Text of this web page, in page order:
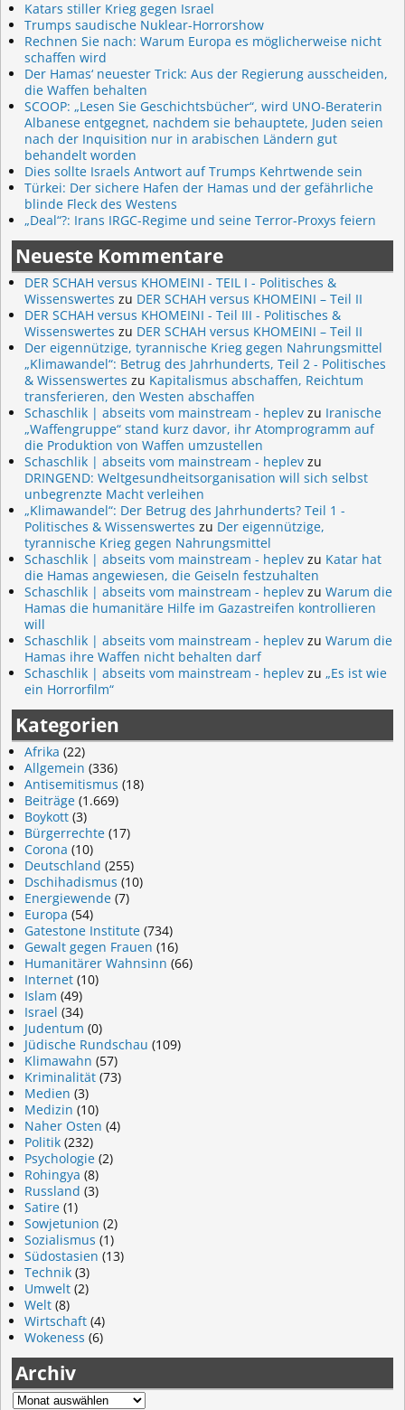
Katars stiller Krieg gegen Israel
Trumps saudische Nuklear-Horrorshow
Rechnen Sie nach: Warum Europa es möglicherweise nicht
schaffen wird
Der Hamas‘ neuester Trick: Aus der Regierung ausscheiden,
die Waffen behalten
SCOOP: „Lesen Sie Geschichtsbücher“, wird UNO-Beraterin
Albanese entgegnet, nachdem sie behauptete, Juden seien
nach der Inquisition nur in arabischen Ländern gut
behandelt worden
Dies sollte Israels Antwort auf Trumps Kehrtwende sein
Türkei: Der sichere Hafen der Hamas und der gefährliche
blinde Fleck des Westens
„Deal“?: Irans IRGC-Regime und seine Terror-Proxys feiern
Neueste Kommentare
DER SCHAH versus KHOMEINI - TEIL I - Politisches &
Wissenswertes zu DER SCHAH versus KHOMEINI – Teil II
DER SCHAH versus KHOMEINI - Teil III - Politisches &
Wissenswertes zu DER SCHAH versus KHOMEINI – Teil II
Der eigennützige, tyrannische Krieg gegen Nahrungsmittel
„Klimawandel“: Betrug des Jahrhunderts, Teil 2 - Politisches
& Wissenswertes zu Kapitalismus abschaffen, Reichtum
transferieren, den Westen abschaffen
Schaschlik | abseits vom mainstream - heplev zu Iranische
„Waffengruppe“ stand kurz davor, ihr Atomprogramm auf
die Produktion von Waffen umzustellen
Schaschlik | abseits vom mainstream - heplev zu
DRINGEND: Weltgesundheitsorganisation will sich selbst
unbegrenzte Macht verleihen
„Klimawandel“: Der Betrug des Jahrhunderts? Teil 1 -
Politisches & Wissenswertes zu Der eigennützige,
tyrannische Krieg gegen Nahrungsmittel
Schaschlik | abseits vom mainstream - heplev zu Katar hat
die Hamas angewiesen, die Geiseln festzuhalten
Schaschlik | abseits vom mainstream - heplev zu Warum die
Hamas die humanitäre Hilfe im Gazastreifen kontrollieren
will
Schaschlik | abseits vom mainstream - heplev zu Warum die
Hamas ihre Waffen nicht behalten darf
Schaschlik | abseits vom mainstream - heplev zu „Es ist wie
ein Horrorfilm“
Kategorien
Afrika (22)
Allgemein (336)
Antisemitismus (18)
Beiträge (1.669)
Boykott (3)
Bürgerrechte (17)
Corona (10)
Deutschland (255)
Dschihadismus (10)
Energiewende (7)
Europa (54)
Gatestone Institute (734)
Gewalt gegen Frauen (16)
Humanitärer Wahnsinn (66)
Internet (10)
Islam (49)
Israel (34)
Judentum (0)
Jüdische Rundschau (109)
Klimawahn (57)
Kriminalität (73)
Medien (3)
Medizin (10)
Naher Osten (4)
Politik (232)
Psychologie (2)
Rohingya (8)
Russland (3)
Satire (1)
Sowjetunion (2)
Sozialismus (1)
Südostasien (13)
Technik (3)
Umwelt (2)
Welt (8)
Wirtschaft (4)
Wokeness (6)
Archiv